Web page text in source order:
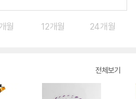
월 12개월 24개월
전체보기